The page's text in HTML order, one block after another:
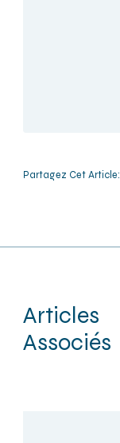
Partagez Cet Article:
Articles
Associés